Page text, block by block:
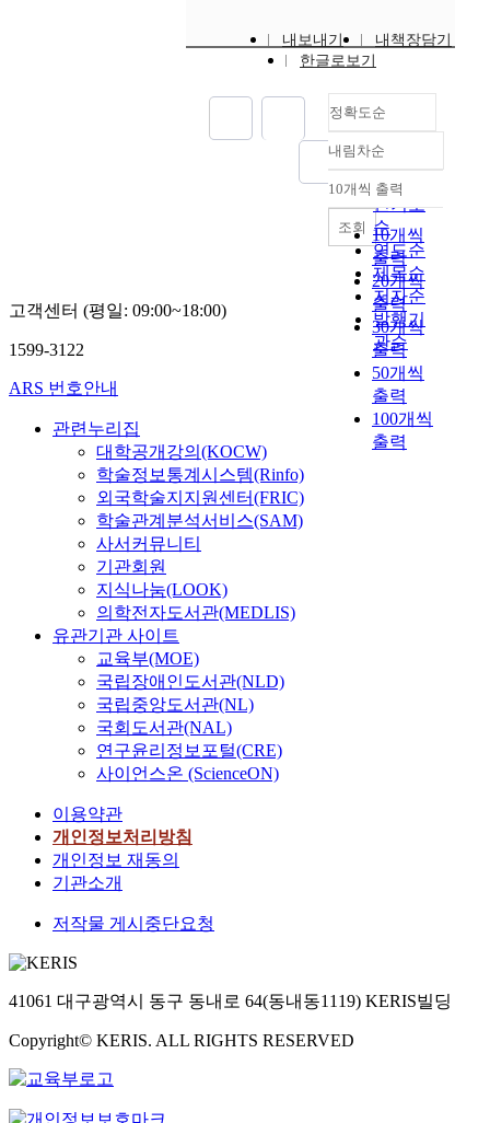
내보내기
내책장담기
한글로보기
정확도순
정확도
순
인기도
순
연도순
제목순
저자순
발행기
관순
내림차순
내림차순
10개씩 출력
10개씩
출력
20개씩
출력
30개씩
출력
50개씩
출력
100개씩
출력
조회
고객센터 (평일: 09:00~18:00)
1599-3122
ARS 번호안내
관련누리집
대학공개강의(KOCW)
학술정보통계시스템(Rinfo)
외국학술지지원센터(FRIC)
학술관계분석서비스(SAM)
사서커뮤니티
기관회원
지식나눔(LOOK)
의학전자도서관(MEDLIS)
유관기관 사이트
교육부(MOE)
국립장애인도서관(NLD)
국립중앙도서관(NL)
국회도서관(NAL)
연구윤리정보포털(CRE)
사이언스온 (ScienceON)
이용약관
개인정보처리방침
개인정보 재동의
기관소개
저작물 게시중단요청
41061 대구광역시 동구 동내로 64(동내동1119) KERIS빌딩
Copyright© KERIS. ALL RIGHTS RESERVED